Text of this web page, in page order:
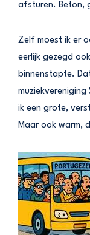
afsturen. Beton,
Zelf moest ik er
eerlijk gezegd
binnenstapte.
ik een grote,
Maar ook warm,